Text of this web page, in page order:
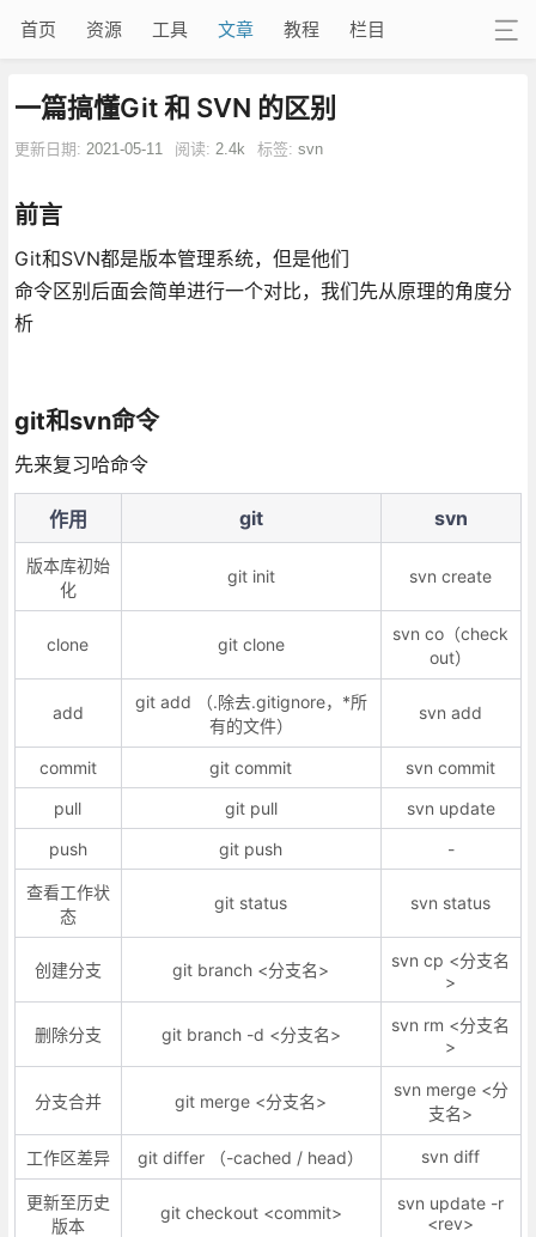
首页 资源 工具 文章 教程 栏目
一篇搞懂Git 和 SVN 的区别
更新日期: 2021-05-11 阅读: 2.4k 标签: svn
前言
Git和SVN都是版本管理系统，但是他们
命令区别后面会简单进行一个对比，我们先从原理的角度分
析
git和svn命令
先来复习哈命令
作用 git svn
版本库初始
化
git init svn create
clone git clone
svn co（check
out）
add
git add （.除去.gitignore，*所
有的文件）
svn add
commit git commit
svn commit
pull
git pull
svn update
push
git push -
查看工作状
态
git status svn status
创建分支 git branch <分支名>
svn cp <分支名
>
删除分支 git branch -d <分支名>
svn rm <分支名
>
分支合并 git merge <分支名>
svn merge <分
支名>
工作区差异 git differ （-cached / head） svn diff
更新至历史
版本
git checkout <commit>
svn update -r
<rev>